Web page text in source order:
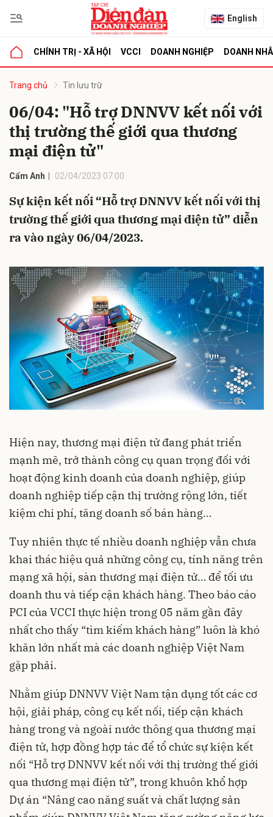
English
CHÍNH TRỊ - XÃ HỘI VCCI DOANH NGHIỆP DOANH
Trang chủ Tin lưu trữ
06/04: "Hỗ trợ DNNVV kết nối với
thị trường thế giới qua thương
mại điện tử"
Cẩm Anh 02/04/2023 07:00
Sự kiện kết nối “Hỗ trợ DNNVV kết nối với thị
trường thế giới qua thương mại điện tử” diễn
ra vào ngày 06/04/2023.
Hiện nay, thương mại điện tử đang phát triển
mạnh mẽ, trở thành công cụ quan trọng đối với
hoạt động kinh doanh của doanh nghiệp, giúp
doanh nghiệp tiếp cận thị trường rộng lớn, tiết
kiệm chi phí, tăng doanh số bán hàng…
Tuy nhiên thực tế nhiều doanh nghiệp vẫn chưa
khai thác hiệu quả những công cụ, tính năng trên
mạng xã hội, sàn thương mại điện tử… để tối ưu
doanh thu và tiếp cận khách hàng. Theo báo cáo
PCI của VCCI thực hiện trong 05 năm gần đây
nhất cho thấy “tìm kiếm khách hàng” luôn là khó
khăn lớn nhất mà các doanh nghiệp Việt Nam
gặp phải.
Nhằm giúp DNNVV Việt Nam tận dụng tốt các cơ
hội, giải pháp, công cụ kết nối, tiếp cận khách
hàng trong và ngoài nước thông qua thương mại
điện tử, hợp đồng hợp tác để tổ chức sự kiện kết
nối “Hỗ trợ DNNVV kết nối với thị trường thế giới
qua thương mại điện tử”, trong khuôn khổ hợp
Dự án “Nâng cao năng suất và chất lượng sản
luận
Hủy